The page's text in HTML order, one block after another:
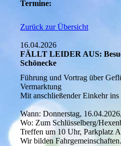
Termine:
Zurück zur Übersicht
16.04.2026
FÄLLT LEIDER AUS:
Schönecke
Führung und Vortrag über
Vermarktung
Mit anschließender Einkehr
Wann: Donnerstag,
Wo: Zum Schlüsselberg/
Treffen um 10 Uhr, Parkplatz
Wir bilden Fahrgemeinschaften.